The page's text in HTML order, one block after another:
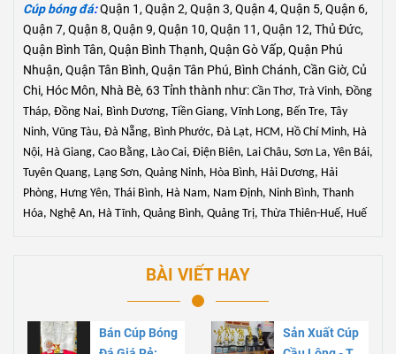
Cúp bóng đá:Quận 1, Quận 2, Quận 3, Quận 4, Quận 5, Quận 6,
Quận 7, Quận 8, Quận 9, Quận 10, Quận 11, Quận 12, Thủ Đức,
Quận Bình Tân, Quận Bình Thạnh, Quận Gò Vấp, Quận Phú
Nhuận, Quận Tân Bình, Quận Tân Phú, Bình Chánh, Cần Giờ, Củ
Chi, Hóc Môn, Nhà Bè, 63 Tỉnh thành như: Cần Thơ, Trà Vinh, Đồng
Tháp, Đồng Nai, Bình Dương, Tiền Giang, Vĩnh Long, Bến Tre, Tây
Ninh, Vũng Tàu, Đà Nẵng, Bình Phước, Đà Lạt, HCM, Hồ Chí Minh, Hà
Nội, Hà Giang, Cao Bằng, Lào Cai, Điện Biên, Lai Châu, Sơn La, Yên Bái,
Tuyên Quang, Lạng Sơn, Quảng Ninh, Hòa Bình, Hải Dương, Hải
Phòng, Hưng Yên, Thái Bình, Hà Nam, Nam Định, Ninh Bình, Thanh
Hóa, Nghệ An, Hà Tĩnh, Quảng Bình, Quảng Trị, Thừa Thiên-Huế, Huế
BÀI VIẾT HAY
Bán Cúp Bóng
Sản Xuất Cúp